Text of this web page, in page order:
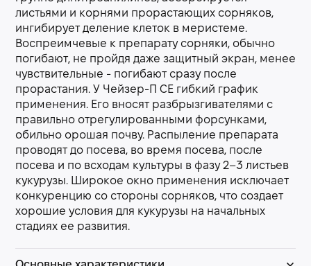
листьями и корнями прорастающих сорняков,
ингибирует деление клеток в меристеме.
Воспреимчевые к препарату сорняки, обычно
погибают, не пройдя даже защитный экран, менее
чувствительные - погибают сразу после
прорастания. У Чейзер-П СЕ гибкий график
применения. Его вносят разбрызгивателями с
правильно отрегулированными форсунками,
обильно орошая почву. Распыление препарата
проводят до посева, во время посева, после
посева и по всходам культуры в фазу 2–3 листьев
кукурузы. Широкое окно применения исключает
конкуренцию со стороны сорняков, что создает
хорошие условия для кукурузы на начальных
стадиях ее развития.